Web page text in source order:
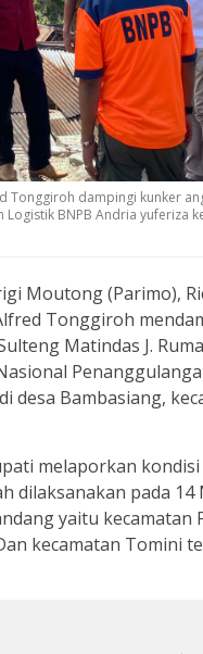
dampingi kunker
BNPB Andria yuferiza
Moutong (Parimo),
Tonggiroh
Matindas J.
desa Bambasiang,
melaporkan
dilaksanakan pada 14
yaitu kecamatan
kecamatan Tomini